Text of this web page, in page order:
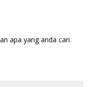
apa yang anda cari.